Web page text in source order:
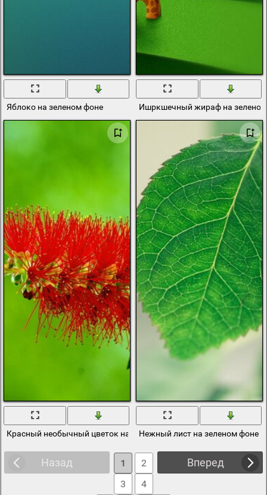
Яблоко на зеленом фоне Ишркшечный жираф на
Красный необычный цветок на зеленом фонеНежный лист на зеленом фоне
Назад Вперед
1
2
3
4